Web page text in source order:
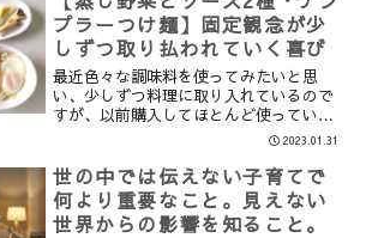
プラーつけ麺】固定観念が少
しずつ取り払われていく喜び
最近色々な調味料を使ってみたいと思
い、少しずつ料理に取り入れているので
すが、以前購入してほとんど使っていな
い【ナンプラー】。せっかく家にあるの
だから、ナンプラーを使って今まで作っ
たのない料理を作ってみたいと思いまし
た。調べてみると、つけ汁の...
2023.01.31
世の中では伝えない子育てで
何より重要なこと。見えない
世界からの影響を知ること。